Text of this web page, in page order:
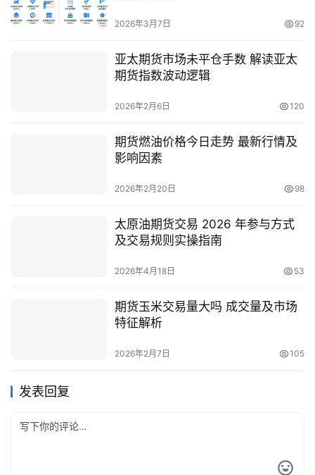
2026年3月7日 92
亚太期货市场未平仓手数 解读亚太
期货指数波动逻辑
2026年2月6日 120
期货燃油价格今日走势 最新行情及
影响因素
2026年2月20日 98
太原油期货交易 2026 年参与方式
及交易规则实操指南
2026年4月18日 53
期货玉米交易量大吗 成交量及市场
特征解析
2026年2月7日 105
发表回复